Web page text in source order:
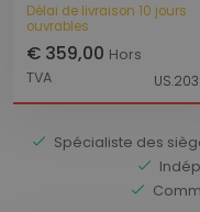
Délai de livraison 10 jours
ouvrables
€ 359,00 Hors
TVA
Spécialiste des